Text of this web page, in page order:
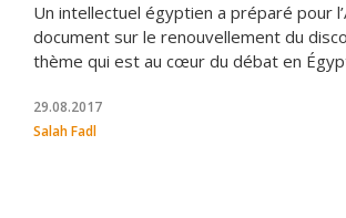
Un intellectuel égyptien a préparé pour
document sur le renouvellement du
thème qui est au cœur du débat en
29.08.2017
Salah Fadl